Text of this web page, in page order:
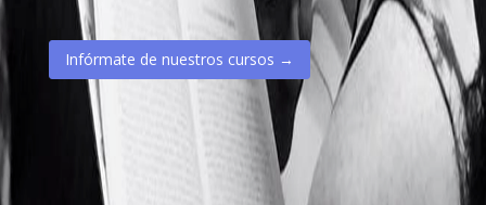
Infórmate de nuestros cursos →